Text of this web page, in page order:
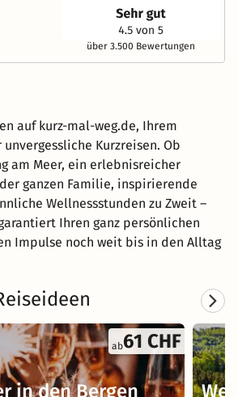
über 3.500 Bewertungen
auf kurz-mal-weg.de, Ihrem
Kurzreisen. Ob
am Meer, ein erlebnisreicher
ganzen Familie, inspirierende
Wellnessstunden zu Zweit –
Ihren ganz persönlichen
Impulse noch weit bis in den Alltag
ab61 CHF
in den Bergen